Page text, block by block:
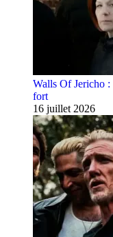
Walls Of Jericho
fort
16 juillet 2026